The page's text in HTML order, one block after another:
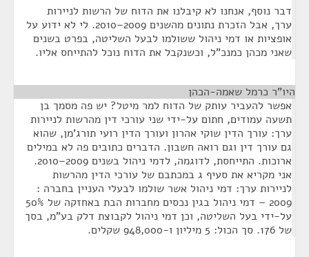
דבר נוסף, אנחנו לא קיבלנו את הדוח של הרשות לניירות
ערך, אבל הזכרת נתונים מהשנים 2009–2010. לי לא ידוע על
אופציות או דמי ניהול ששולמו לבעל השליטה, בפרט בשנים
שאני מכהן כמנכ"ל, וכשנקבל את הדוח נוכל להתייחס אליו.
היו"ר כרמל שאמה-הכהן
אפשר להעביר עותק של הדוח למר מיטל? יש פה מסמך בן
תשעה עמודים, חתום על-ידי שני עורכי דין מהרשות לניירות
ערך: עורך הדין שוקי אהרון ועורך הדין רועי תורג'מן, שהוא
גם עורך דין וגם רואה חשבון. הדברים כתובים פה לא במילים
ארוכות. התייחסת, לדוגמה, לדמי ניהול בשנים 2009–2010.
אני מקריא את סעיף ג במכתבם של עורכי הדין מהרשות
לניירות ערך: דמי ניהול אשר שולמו לבעלי העניין בחברה :
2009 – דמי ניהול בגין נכסים מחברות הבת באחזקה של 50%
על-ידי בעל השליטה, וכן דמי ניהול לקבוצת דלק בע"מ, בסך
של 176. סך הכול: 5 מיליון ו-948,000 שקלים.